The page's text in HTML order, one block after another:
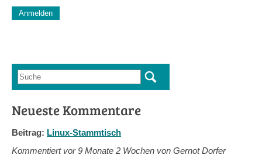
Diese Sicherheitsfrage überprüft, ob Sie ein menschlicher
Suchformular
Suche
Neueste Kommentare
Beitrag: Linux-Stammtisch
Kommentiert vor9 Monate 2 Wochen von Gernot Dorfer